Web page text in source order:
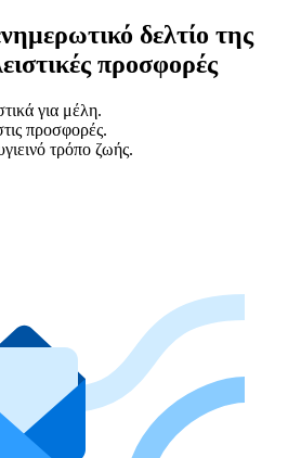
δελτίο της
προσφορές
για μέλη.
προσφορές.
τρόπο ζωής.